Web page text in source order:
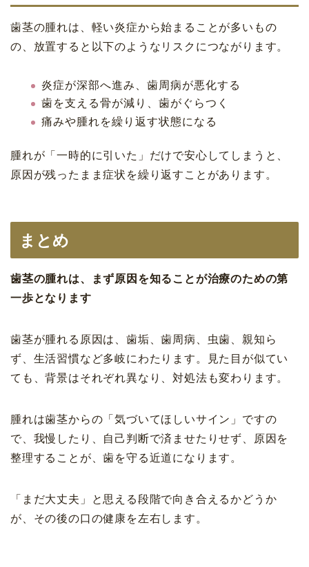
歯茎の腫れは、軽い炎症から始まることが多いもの
の、放置すると以下のようなリスクにつながります。
炎症が深部へ進み、歯周病が悪化する
歯を支える骨が減り、歯がぐらつく
痛みや腫れを繰り返す状態になる
腫れが「一時的に引いた」だけで安心してしまうと、
原因が残ったまま症状を繰り返すことがあります。
まとめ
歯茎の腫れは、まず原因を知ることが治療のための第
一歩となります
歯茎が腫れる原因は、歯垢、歯周病、虫歯、親知ら
ず、生活習慣など多岐にわたります。見た目が似てい
ても、背景はそれぞれ異なり、対処法も変わります。
腫れは歯茎からの「気づいてほしいサイン」ですの
で、我慢したり、自己判断で済ませたりせず、原因を
整理することが、歯を守る近道になります。
「まだ大丈夫」と思える段階で向き合えるかどうか
が、その後の口の健康を左右します。